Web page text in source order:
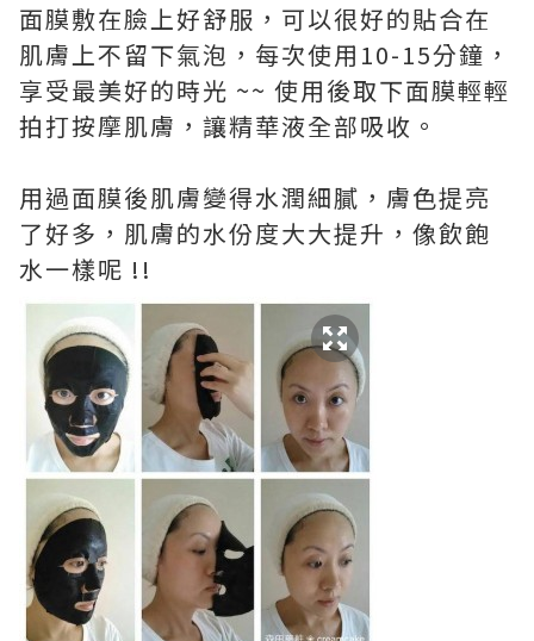
面膜敷在臉上好舒服，可以很好的貼合在
肌膚上不留下氣泡，每次使用10-15分鐘，
享受最美好的時光 ~~ 使用後取下面膜輕輕
拍打按摩肌膚，讓精華液全部吸收。
用過面膜後肌膚變得水潤細膩，膚色提亮
了好多，肌膚的水份度大大提升，像飲飽
水一樣呢 !!